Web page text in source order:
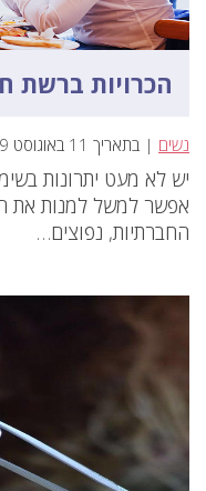
הכרויות ברשת
נשים | בתאריך 11 באוגוסט 2019
יש לא מעט יתרונות
אפשר למשל למנות את
החברתיות, נפוצים…